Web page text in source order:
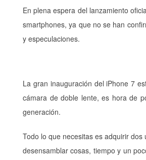
En plena espera del lanzamiento
smartphones, ya que no se han
y especulaciones.
La gran inauguración del iPhone 7
cámara de doble lente, es hora de
generación.
Todo lo que necesitas es adquirir
desensamblar cosas, tiempo y un